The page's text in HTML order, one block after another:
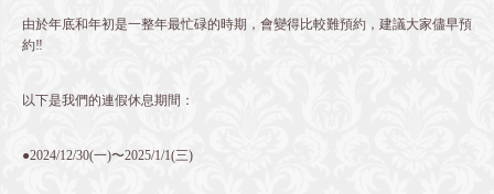
由於年底和年初是一整年最忙碌的時期，會變得比較難預約，建議大家儘早預
約‼️
以下是我們的連假休息期間：
●2024/12/30(一)〜2025/1/1(三)